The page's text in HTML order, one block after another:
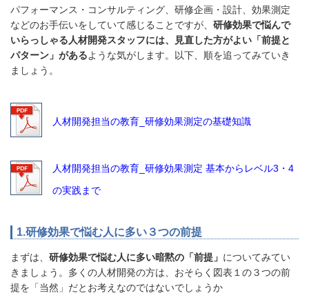
パフォーマンス・コンサルティング、研修企画・設計、効果測定
などのお手伝いをしていて感じることですが、 研修効果で悩んで
いらっしゃる人材開発スタッフには、見直した方がよい「前提と
パターン」があるような気がします。以下、順を追ってみていき
ましょう。
人材開発担当の教育_研修効果測定の基礎知識
人材開発担当の教育_研修効果測定 基本からレベル3・4
の実践まで
1.研修効果で悩む人に多い３つの前提
まずは、 研修効果で悩む人に多い暗黙の「前提」 についてみてい
きましょう。多くの人材開発の方は、おそらく図表１の３つの前
提を「当然」だとお考えなのではないでしょうか